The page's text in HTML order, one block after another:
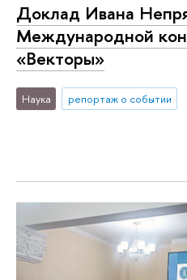
Доклад Ивана
Международной
«Векторы»
Наука репортаж о событии